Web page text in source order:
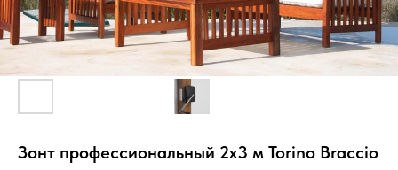
Зонт профессиональный 2х3 м Torino Braccio